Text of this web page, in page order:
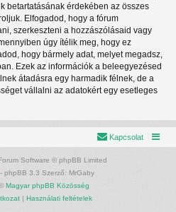
betartatásának érdekében az összes
Elfogadod, hogy a fórum
szerkeszteni a hozzászólásaid vagy
úgy ítélik meg, hogy ez
hogy bármely adat, melyet megadsz,
Ezek az információk a beleegyezésed
átadásra egy harmadik félnek, de a
vállalni az adatokért egy esetleges
Kapcsolat
Software © phpBB Limited
- phpBB 3.3 Szerző: MrGaby
Magyar phpBB Közösség
| Használati feltételek